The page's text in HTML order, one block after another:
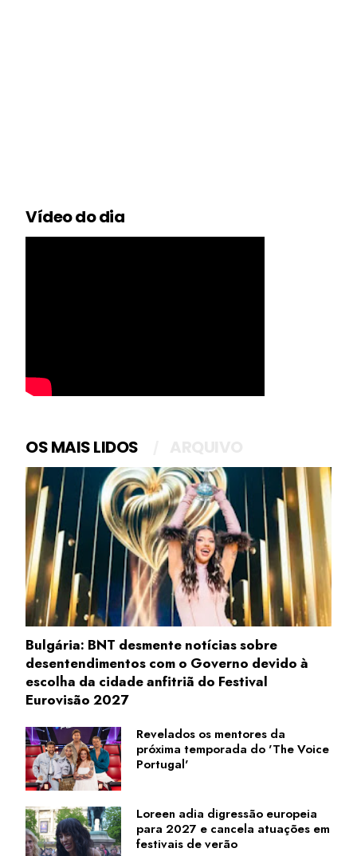
Vídeo do dia
OS MAIS LIDOS
Bulgária: BNT desmente notícias sobre
desentendimentos com o Governo devido à
escolha da cidade anfitriã do Festival
Eurovisão 2027
Revelados os mentores da
próxima temporada do 'The Voice
Portugal'
Loreen adia digressão europeia
para 2027 e cancela atuações em
festivais de verão